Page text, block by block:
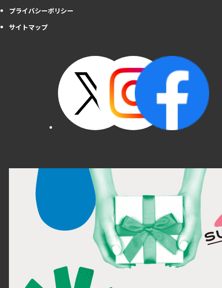
プライバシーポリシー
サイトマップ